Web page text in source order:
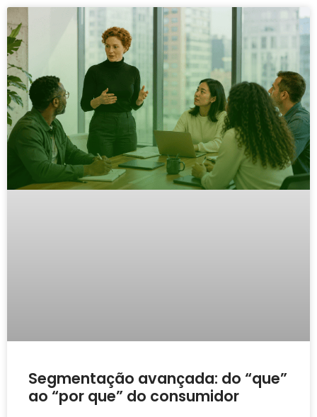
Segmentação avançada: do “que”
ao “por que” do consumidor